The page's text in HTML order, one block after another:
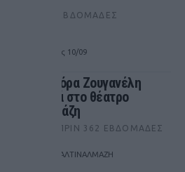
ΠΡΙΝ 366 ΕΒΔΟΜΆΔΕΣ
από 16/07 έως 10/09
H Eλεωνόρα Ζουγανέλη
τραγουδά στο θέατρο
Αλτιναλμάζη
ΠΡΙΝ 362 ΕΒΔΟΜΆΔΕΣ
ΟΙΚΟΠΑΡΚΟ ΑΛΤΙΝΑΛΜΑΖΗ